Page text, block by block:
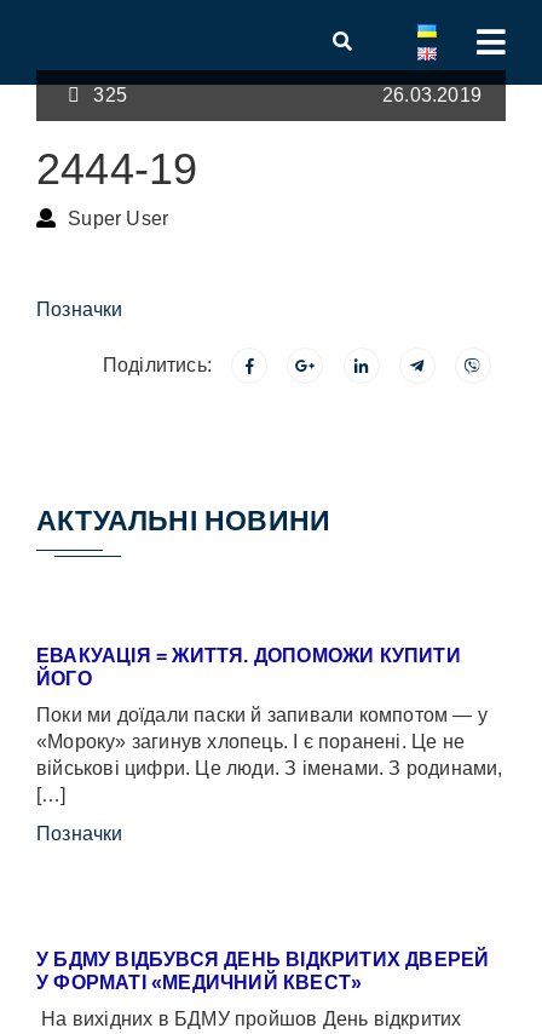
325 26.03.2019
2444-19
Super User
Позначки
Поділитись:
АКТУАЛЬНІ НОВИНИ
ЕВАКУАЦІЯ = ЖИТТЯ. ДОПОМОЖИ КУПИТИ
ЙОГО
Поки ми доїдали паски й запивали компотом — у
«Мороку» загинув хлопець. І є поранені. Це не
військові цифри. Це люди. З іменами. З родинами,
[…]
Позначки
У БДМУ ВІДБУВСЯ ДЕНЬ ВІДКРИТИХ ДВЕРЕЙ
У ФОРМАТІ «МЕДИЧНИЙ КВЕСТ»
На вихідних в БДМУ пройшов День відкритих